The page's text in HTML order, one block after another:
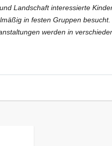
Landschaft interessierte
in festen Gruppen
werden in